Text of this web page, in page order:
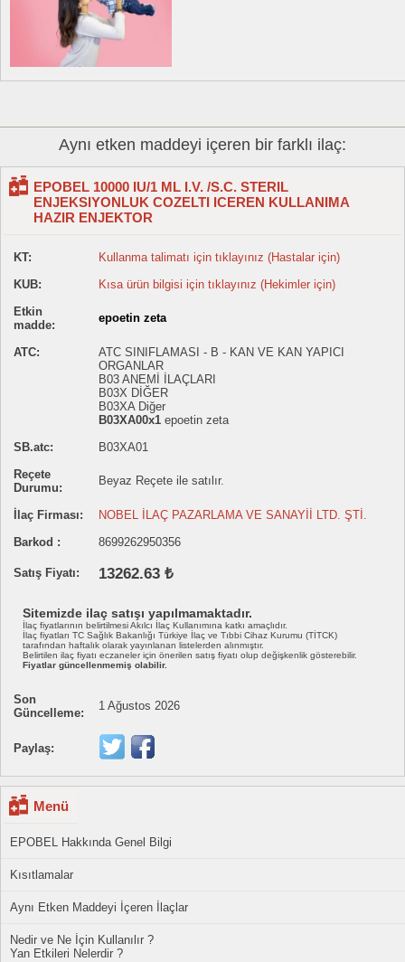
Aynı etken maddeyi içeren bir farklı ilaç:
EPOBEL 10000 IU/1 ML I.V. /S.C. STERIL
ENJEKSIYONLUK COZELTI ICEREN KULLANIMA
HAZIR ENJEKTOR
KT:
Kullanma talimatı için tıklayınız (Hastalar için)
KUB:
Kısa ürün bilgisi için tıklayınız (Hekimler için)
Etkin
madde:
epoetin zeta
ATC:
ATC SINIFLAMASI - B - KAN VE KAN YAPICI
ORGANLAR
B03 ANEMİ İLAÇLARI
B03X DİĞER
B03XA Diğer
B03XA00x1 epoetin zeta
SB.atc:
B03XA01
Reçete
Durumu:
Beyaz Reçete ile satılır.
İlaç Firması:
NOBEL İLAÇ PAZARLAMA VE SANAYİİ LTD. ŞTİ.
Barkod :
8699262950356
Satış Fiyatı: 13262.63 ₺
Sitemizde ilaç satışı yapılmamaktadır.
İlaç fiyatlarının belirtilmesi Akılcı İlaç Kullanımına katkı amaçlıdır.
İlaç fiyatları TC Sağlık Bakanlığı Türkiye İlaç ve Tıbbi Cihaz Kurumu (TİTCK)
tarafından haftalık olarak yayınlanan listelerden alınmıştır.
Belirtilen ilaç fiyatı eczaneler için önerilen satış fiyatı olup değişkenlik gösterebilir.
Fiyatlar güncellenmemiş olabilir.
Son
Güncelleme:
1 Ağustos 2026
Paylaş:
Menü
EPOBEL Hakkında Genel Bilgi
Kısıtlamalar
Aynı Etken Maddeyi İçeren İlaçlar
Nedir ve Ne İçin Kullanılır ?
Yan Etkileri Nelerdir ?